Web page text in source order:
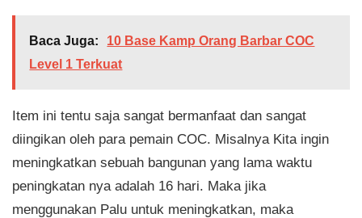
Baca Juga:
10 Base Kamp Orang Barbar COC
Level 1 Terkuat
Item ini tentu saja sangat bermanfaat dan sangat
diingikan oleh para pemain COC. Misalnya Kita ingin
meningkatkan sebuah bangunan yang lama waktu
peningkatan nya adalah 16 hari. Maka jika
menggunakan Palu untuk meningkatkan, maka